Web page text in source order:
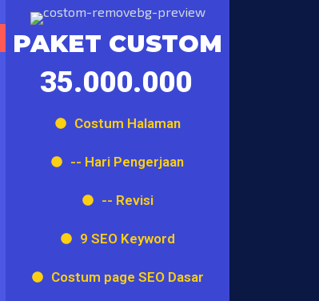
PAKET CUSTOM
35.000.000
Costum Halaman
-- Hari Pengerjaan
-- Revisi
9 SEO Keyword
Costum page SEO Dasar